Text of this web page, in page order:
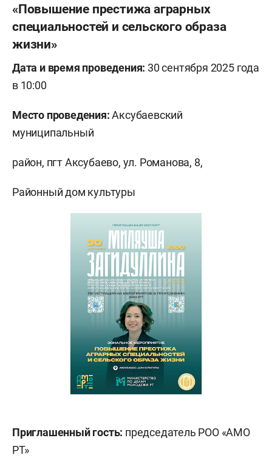
«Повышение престижа аграрных
специальностей и сельского образа
жизни»
Дата и время проведения: 30 сентября 2025 года
в 10:00
Место проведения:Аксубаевский
муниципальный
район, пгт Аксубаево, ул. Романова, 8,
Районный дом культуры
Приглашенный гость: председатель РОО «АМО
РТ»